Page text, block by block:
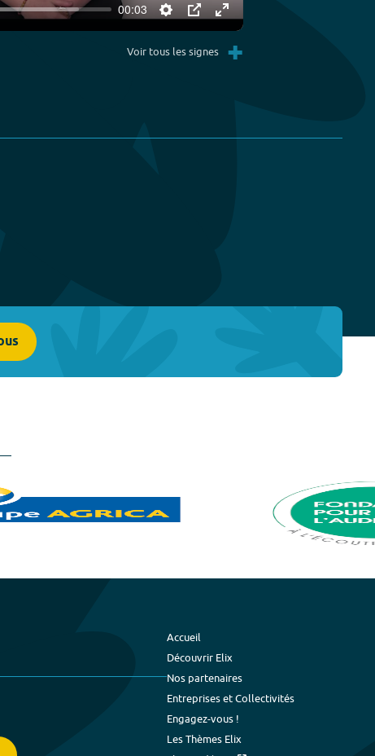
00:03
Settings
PIP Enter
fullscreen
Voir tous les signes +
Accueil
Découvrir Elix
Nos partenaires
Entreprises et Collectivités
Engagez-vous !
Les Thèmes Elix